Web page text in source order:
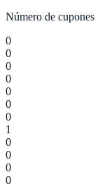
Número de cupones
0
0
0
0
0
0
0
1
0
0
0
0